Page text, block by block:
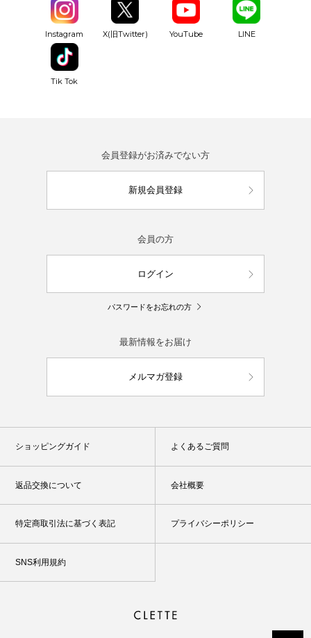
Instagram X(旧Twitter) YouTube LINE
Tik Tok
会員登録がお済みでない方
新規会員登録
会員の方
ログイン
パスワードをお忘れの方
最新情報をお届け
メルマガ登録
ショッピングガイド よくあるご質問
返品交換について 会社概要
特定商取引法に基づく表記 プライバシーポリシー
SNS利用規約